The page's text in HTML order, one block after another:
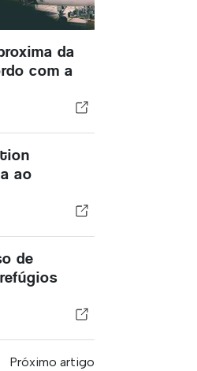
da
com a
ao
de
Próximo artigo